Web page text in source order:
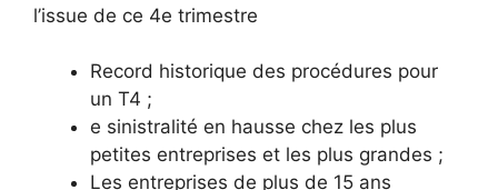
l’issue de ce 4e trimestre
Record historique des procédures pour
un T4 ;
e sinistralité en hausse chez les plus
petites entreprises et les plus grandes ;
Les entreprises de plus de 15 ans